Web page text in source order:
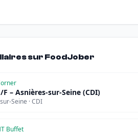
sur FoodJober
F – Asnières-sur-Seine (CDI)
Seine · CDI
Buffet